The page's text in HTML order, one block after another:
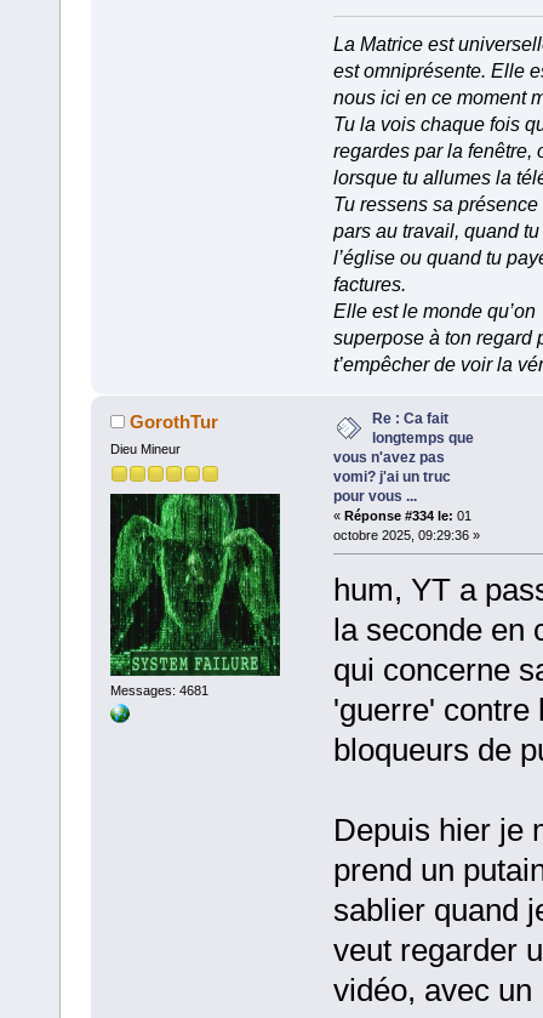
La Matrice est
est omniprésente. Elle
nous ici en ce moment
Tu la vois chaque fois
regardes par la fenêtre,
lorsque tu allumes la
Tu ressens sa
pars au travail, quand
l’église ou quand tu
factures.
Elle est le monde qu’on
superpose à ton regard
t’empêcher de voir la
GorothTur
Dieu Mineur
Messages: 4681
Re : Ca fait
longtemps que
vous n'avez pas
vomi? j'ai un truc
pour vous ...
« Réponse #334 le: 01
octobre 2025, 09:29:36 »
hum, YT a
la seconde en
qui concerne
'guerre' contre
bloqueurs de
Depuis hier je
prend un
sablier quand
veut regarder
vidéo, avec un